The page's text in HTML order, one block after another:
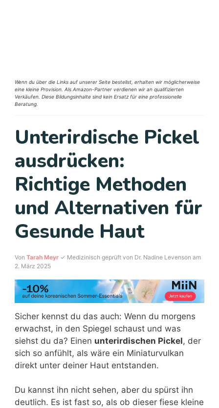
Wenn du über die Links auf unserer Seite bestellst, erhalten wir möglicherweise
eine kleine Provision. Als Amazon-Partner verdienen wir an qualifizierten
Verkäufen. Diese Bildungsinhalte sind kein Ersatz für eine professionelle
Beratung.
Unterirdische Pickel
ausdrücken:
Richtige Methoden
und Alternativen für
Gesunde Haut
Von Tarah Meyr ✓ Medizinisch geprüft von Dr. Nadine Levenson am
2. März 2025
Sicher kennst du das auch: Wenn du morgens
erwachst, in den Spiegel schaust und was
siehst du da? Einen unterirdischen Pickel, der
sich so anfühlt, als wäre ein Miniaturvulkan
direkt unter deiner Haut entstanden.
Du kannst ihn nicht sehen, aber du spürst ihn
deutlich. Es ist fast so, als ob dieser fiese kleine